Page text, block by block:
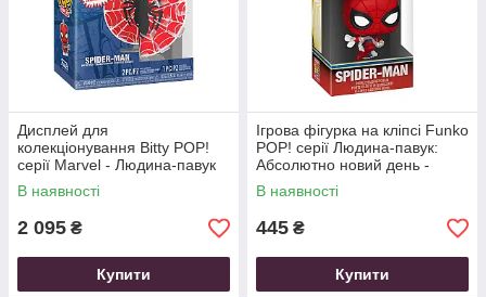
Дисплей для
колекціонування Bitty POP!
серії Marvel - Людина-павук
(2 фігурки, дисплей)
В наявності
2 095 ₴
Купити
Ігрова фігурка на кліпсі Funko
POP! серії Людина-павук:
Абсолютно новий день -
Людина-павук
В наявності
445 ₴
Купити